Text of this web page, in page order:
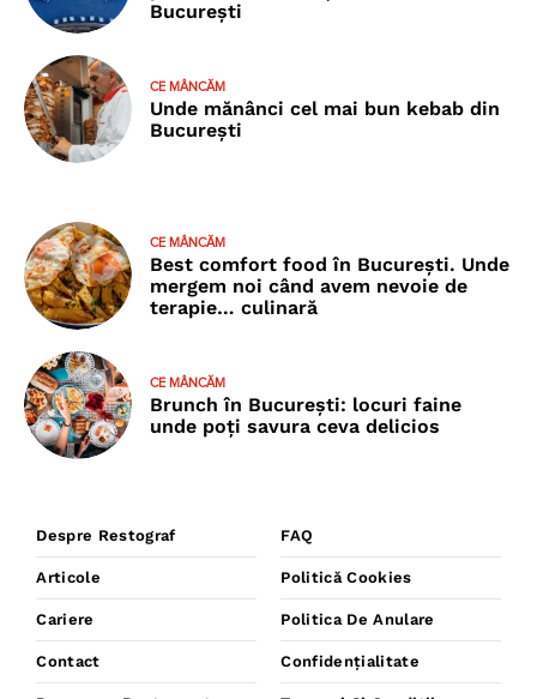
București
CE MÂNCĂM
Unde mănânci cel mai bun kebab din
București
CE MÂNCĂM
Best comfort food în București. Unde
mergem noi când avem nevoie de
terapie… culinară
CE MÂNCĂM
Brunch în București: locuri faine
unde poţi savura ceva delicios
Despre Restograf
Articole
Cariere
Contact
FAQ
Politică Cookies
Politica De Anulare
Confidențialitate